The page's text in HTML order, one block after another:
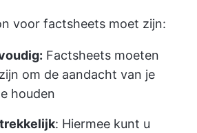
voor factsheets moet zijn:
Factsheets moeten
om de aandacht van je
houden
: Hiermee kunt u